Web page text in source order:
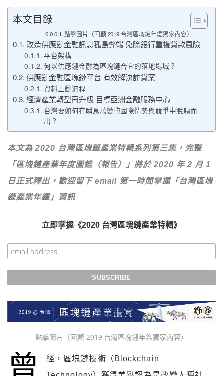
本文目錄
點擊圖片（回顧 2019 台灣區塊鏈年鑑獨家內容）
改造供應鏈金融訊息孤島弊端 免除銀行重複貸款風險
平台架構
何以供應鏈金融為區塊鏈合宜的落地場域？
供應鏈金融區塊鏈平台 有效解決詐貸案
資料上鏈流程
經濟產業轉型再升級 目標亞洲金融服務中心
台灣要如何在瞬息萬變的國際情勢與競爭中脫穎而
出？
本文為 2020 台灣區塊鏈產業特輯系列第三集，完整
「區塊鏈產業年度圖鑑（報告）」將於 2020 年 2 月 1
日正式釋出，歡迎留下 email 第一時間掌握「台灣區塊
鏈產業年鑑」資訊
立即掌握《2020 台灣區塊鏈產業特輯》
點擊圖片（回顧 2019 台灣區塊鏈年鑑獨家內容）
曾
經，區塊鏈技術（Blockchain